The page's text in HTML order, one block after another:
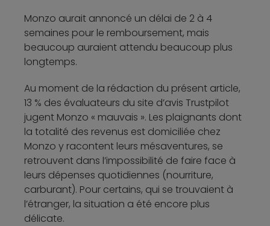
Monzo aurait annoncé un délai de 2 à 4
semaines pour le remboursement, mais
beaucoup auraient attendu beaucoup plus
longtemps.
Au moment de la rédaction du présent article,
13 % des évaluateurs du site d’avis Trustpilot
jugent Monzo « mauvais ». Les plaignants dont
la totalité des revenus est domiciliée chez
Monzo y racontent leurs mésaventures, se
retrouvent dans l’impossibilité de faire face à
leurs dépenses quotidiennes (nourriture,
carburant). Pour certains, qui se trouvaient à
l’étranger, la situation a été encore plus
délicate.